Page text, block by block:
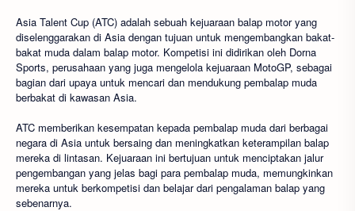
Asia Talent Cup (ATC) adalah sebuah kejuaraan balap motor yang
diselenggarakan di Asia dengan tujuan untuk mengembangkan bakat-
bakat muda dalam balap motor. Kompetisi ini didirikan oleh Dorna
Sports, perusahaan yang juga mengelola kejuaraan MotoGP, sebagai
bagian dari upaya untuk mencari dan mendukung pembalap muda
berbakat di kawasan Asia.
ATC memberikan kesempatan kepada pembalap muda dari berbagai
negara di Asia untuk bersaing dan meningkatkan keterampilan balap
mereka di lintasan. Kejuaraan ini bertujuan untuk menciptakan jalur
pengembangan yang jelas bagi para pembalap muda, memungkinkan
mereka untuk berkompetisi dan belajar dari pengalaman balap yang
sebenarnya.